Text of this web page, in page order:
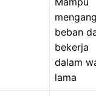
beban
bekerja
dalam
lama